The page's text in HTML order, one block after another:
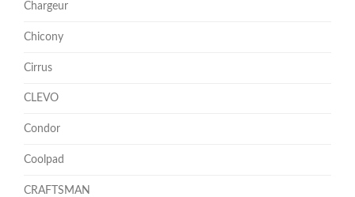
Chargeur
Chicony
Cirrus
CLEVO
Condor
Coolpad
CRAFTSMAN